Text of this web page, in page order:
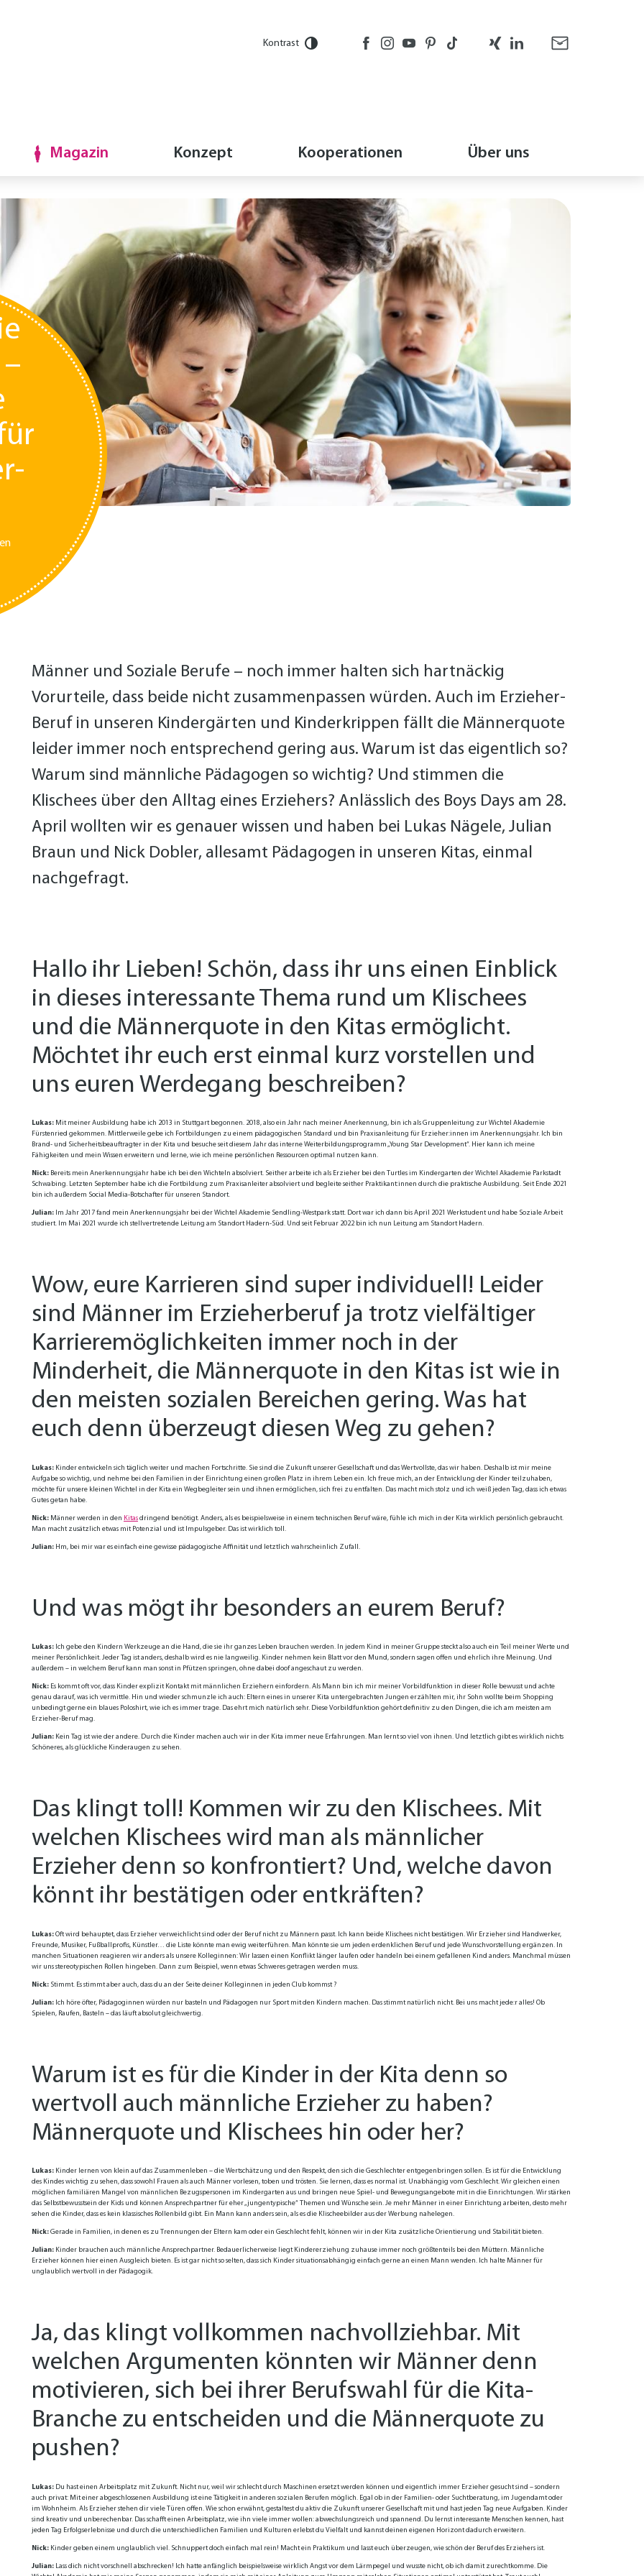
Kontrast
Magazin Konzept Kooperationen Über uns
Männer und Soziale Berufe – noch immer halten sich hartnäckig
Vorurteile, dass beide nicht zusammenpassen würden. Auch im Erzieher-
Beruf in unseren Kindergärten und Kinderkrippen fällt die Männerquote
leider immer noch entsprechend gering aus. Warum ist das eigentlich so?
Warum sind männliche Pädagogen so wichtig? Und stimmen die
Klischees über den Alltag eines Erziehers? Anlässlich des Boys Days am 28.
April wollten wir es genauer wissen und haben bei Lukas Nägele, Julian
Braun und Nick Dobler, allesamt Pädagogen in unseren Kitas, einmal
nachgefragt.
Hallo ihr Lieben! Schön, dass ihr uns einen Einblick
in dieses interessante Thema rund um Klischees
und die Männerquote in den Kitas ermöglicht.
Möchtet ihr euch erst einmal kurz vorstellen und
uns euren Werdegang beschreiben?
Lukas: Mit meiner Ausbildung habe ich 2013 in Stuttgart begonnen. 2018, also ein Jahr nach meiner Anerkennung, bin ich als Gruppenleitung zur Wichtel Akademie
Fürstenried gekommen. Mittlerweile gebe ich Fortbildungen zu einem pädagogischen Standard und bin Praxisanleitung für Erzieher:innen im Anerkennungsjahr. Ich bin
Brand- und Sicherheitsbeauftragter in der Kita und besuche seit diesem Jahr das interne Weiterbildungsprogramm „Young Star Development“. Hier kann ich meine
Fähigkeiten und mein Wissen erweitern und lerne, wie ich meine persönlichen Ressourcen optimal nutzen kann.
Nick: Bereits mein Anerkennungsjahr habe ich bei den Wichteln absolviert. Seither arbeite ich als Erzieher bei den Turtles im Kindergarten der Wichtel Akademie Parkstadt
Schwabing. Letzten September habe ich die Fortbildung zum Praxisanleiter absolviert und begleite seither Praktikant:innen durch die praktische Ausbildung. Seit Ende 2021
bin ich außerdem Social Media-Botschafter für unseren Standort.
Julian: Im Jahr 2017 fand mein Anerkennungsjahr bei der Wichtel Akademie Sendling-Westpark statt. Dort war ich dann bis April 2021 Werkstudent und habe Soziale Arbeit
studiert. Im Mai 2021 wurde ich stellvertretende Leitung am Standort Hadern-Süd. Und seit Februar 2022 bin ich nun Leitung am Standort Hadern.
Wow, eure Karrieren sind super individuell! Leider
sind Männer im Erzieherberuf ja trotz vielfältiger
Karrieremöglichkeiten immer noch in der
Minderheit, die Männerquote in den Kitas ist wie in
den meisten sozialen Bereichen gering. Was hat
euch denn überzeugt diesen Weg zu gehen?
Lukas: Kinder entwickeln sich täglich weiter und machen Fortschritte. Sie sind die Zukunft unserer Gesellschaft und das Wertvollste, das wir haben. Deshalb ist mir meine
Aufgabe so wichtig, und nehme bei den Familien in der Einrichtung einen großen Platz in ihrem Leben ein. Ich freue mich, an der Entwicklung der Kinder teilzuhaben,
möchte für unsere kleinen Wichtel in der Kita ein Wegbegleiter sein und ihnen ermöglichen, sich frei zu entfalten. Das macht mich stolz und ich weiß jeden Tag, dass ich etwas
Gutes getan habe.
Nick: Männer werden in den Kitasdringend benötigt. Anders, als es beispielsweise in einem technischen Beruf wäre, fühle ich mich in der Kita wirklich persönlich gebraucht.
Man macht zusätzlich etwas mit Potenzial und ist Impulsgeber. Das ist wirklich toll.
Julian: Hm, bei mir war es einfach eine gewisse pädagogische Affinität und letztlich wahrscheinlich Zufall.
Und was mögt ihr besonders an eurem Beruf?
Lukas: Ich gebe den Kindern Werkzeuge an die Hand, die sie ihr ganzes Leben brauchen werden. In jedem Kind in meiner Gruppe steckt also auch ein Teil meiner Werte und
meiner Persönlichkeit. Jeder Tag ist anders, deshalb wird es nie langweilig. Kinder nehmen kein Blatt vor den Mund, sondern sagen offen und ehrlich ihre Meinung. Und
außerdem – in welchem Beruf kann man sonst in Pfützen springen, ohne dabei doof angeschaut zu werden.
Nick: Es kommt oft vor, dass Kinder explizit Kontakt mit männlichen Erziehern einfordern. Als Mann bin ich mir meiner Vorbildfunktion in dieser Rolle bewusst und achte
genau darauf, was ich vermittle. Hin und wieder schmunzle ich auch: Eltern eines in unserer Kita untergebrachten Jungen erzählten mir, ihr Sohn wollte beim Shopping
unbedingt gerne ein blaues Poloshirt, wie ich es immer trage. Das ehrt mich natürlich sehr. Diese Vorbildfunktion gehört definitiv zu den Dingen, die ich am meisten am
Erzieher-Beruf mag.
Julian: Kein Tag ist wie der andere. Durch die Kinder machen auch wir in der Kita immer neue Erfahrungen. Man lernt so viel von ihnen. Und letztlich gibt es wirklich nichts
Schöneres, als glückliche Kinderaugen zu sehen.
Das klingt toll! Kommen wir zu den Klischees. Mit
welchen Klischees wird man als männlicher
Erzieher denn so konfrontiert? Und, welche davon
könnt ihr bestätigen oder entkräften?
Lukas:Oft wird behauptet, dass Erzieher verweichlicht sind oder der Beruf nicht zu Männern passt. Ich kann beide Klischees nicht bestätigen. Wir Erzieher sind Handwerker,
Freunde, Musiker, Fußballprofis, Künstler… die Liste könnte man ewig weiterführen. Man könnte sie um jeden erdenklichen Beruf und jede Wunschvorstellung ergänzen. In
manchen Situationen reagieren wir anders als unsere Kolleginnen: Wir lassen einen Konflikt länger laufen oder handeln bei einem gefallenen Kind anders. Manchmal müssen
wir uns stereotypischen Rollen hingeben. Dann zum Beispiel, wenn etwas Schweres getragen werden muss.
Nick: Stimmt. Es stimmt aber auch, dass du an der Seite deiner Kolleginnen in jeden Club kommst ?
Julian: Ich höre öfter, Pädagoginnen würden nur basteln und Pädagogen nur Sport mit den Kindern machen. Das stimmt natürlich nicht. Bei uns macht jede:r alles! Ob
Spielen, Raufen, Basteln – das läuft absolut gleichwertig.
Warum ist es für die Kinder in der Kita denn so
wertvoll auch männliche Erzieher zu haben?
Männerquote und Klischees hin oder her?
Lukas: Kinder lernen von klein auf das Zusammenleben – die Wertschätzung und den Respekt, den sich die Geschlechter entgegenbringen sollen. Es ist für die Entwicklung
des Kindes wichtig zu sehen, dass sowohl Frauen als auch Männer vorlesen, toben und trösten. Sie lernen, dass es normal ist. Unabhängig vom Geschlecht. Wir gleichen einen
möglichen familiären Mangel von männlichen Bezugspersonen im Kindergarten aus und bringen neue Spiel- und Bewegungsangebote mit in die Einrichtungen. Wir stärken
das Selbstbewusstsein der Kids und können Ansprechpartner für eher „jungentypische“ Themen und Wünsche sein. Je mehr Männer in einer Einrichtung arbeiten, desto mehr
sehen die Kinder, dass es kein klassisches Rollenbild gibt. Ein Mann kann anders sein, als es die Klischeebilder aus der Werbung nahelegen.
Nick:Gerade in Familien, in denen es zu Trennungen der Eltern kam oder ein Geschlecht fehlt, können wir in der Kita zusätzliche Orientierung und Stabilität bieten.
Julian: Kinder brauchen auch männliche Ansprechpartner. Bedauerlicherweise liegt Kindererziehung zuhause immer noch größtenteils bei den Müttern. Männliche
Erzieher können hier einen Ausgleich bieten. Es ist gar nicht so selten, dass sich Kinder situationsabhängig einfach gerne an einen Mann wenden. Ich halte Männer für
unglaublich wertvoll in der Pädagogik.
Ja, das klingt vollkommen nachvollziehbar. Mit
welchen Argumenten könnten wir Männer denn
motivieren, sich bei ihrer Berufswahl für die Kita-
Branche zu entscheiden und die Männerquote zu
pushen?
Lukas: Du hast einen Arbeitsplatz mit Zukunft. Nicht nur, weil wir schlecht durch Maschinen ersetzt werden können und eigentlich immer Erzieher gesucht sind – sondern
auch privat: Mit einer abgeschlossenen Ausbildung ist eine Tätigkeit in anderen sozialen Berufen möglich. Egal ob in der Familien- oder Suchtberatung, im Jugendamt oder
im Wohnheim. Als Erzieher stehen dir viele Türen offen. Wie schon erwähnt, gestaltest du aktiv die Zukunft unserer Gesellschaft mit und hast jeden Tag neue Aufgaben. Kinder
sind kreativ und unberechenbar. Das schafft einen Arbeitsplatz, wie ihn viele immer wollen: abwechslungsreich und spannend. Du lernst interessante Menschen kennen, hast
jeden Tag Erfolgserlebnisse und durch die unterschiedlichen Familien und Kulturen erlebst du Vielfalt und kannst deinen eigenen Horizont dadurch erweitern.
Nick: Kinder geben einem unglaublich viel. Schnuppert doch einfach mal rein! Macht ein Praktikum und lasst euch überzeugen, wie schön der Beruf des Erziehers ist.
Julian: Lass dich nicht vorschnell abschrecken! Ich hatte anfänglich beispielsweise wirklich Angst vor dem Lärmpegel und wusste nicht, ob ich damit zurechtkomme. Die